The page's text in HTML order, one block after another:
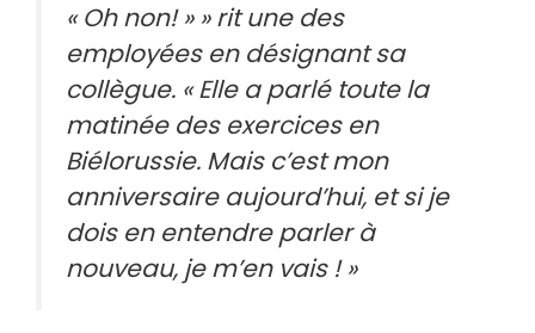
« Oh non! » » rit une des
employées en désignant sa
collègue. « Elle a parlé toute la
matinée des exercices en
Biélorussie. Mais c’est mon
anniversaire aujourd’hui, et si je
dois en entendre parler à
nouveau, je m’en vais ! »